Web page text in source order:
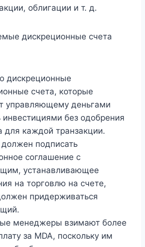
облигации и т. д.
дискреционные счета
дискреционные
счета, которые
управляющему деньгами
инвестициями без одобрения
для каждой транзакции.
подписать
соглашение с
устанавливающее
на торговлю на счете,
придерживаться
менеджеры взимают более
за MDA, поскольку им